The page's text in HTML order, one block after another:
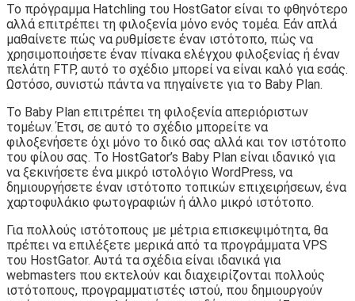
Το πρόγραμμα Hatchling του HostGator είναι το φθηνότερο
αλλά επιτρέπει τη φιλοξενία μόνο ενός τομέα. Εάν απλά
μαθαίνετε πώς να ρυθμίσετε έναν ιστότοπο, πώς να
χρησιμοποιήσετε έναν πίνακα ελέγχου φιλοξενίας ή έναν
πελάτη FTP, αυτό το σχέδιο μπορεί να είναι καλό για εσάς.
Ωστόσο, συνιστώ πάντα να πηγαίνετε για το Baby Plan.
Το Baby Plan επιτρέπει τη φιλοξενία απεριόριστων
τομέων. Έτσι, σε αυτό το σχέδιο μπορείτε να
φιλοξενήσετε όχι μόνο το δικό σας αλλά και τον ιστότοπο
του φίλου σας. Το HostGator’s Baby Plan είναι ιδανικό για
να ξεκινήσετε ένα μικρό ιστολόγιο WordPress, να
δημιουργήσετε έναν ιστότοπο τοπικών επιχειρήσεων, ένα
χαρτοφυλάκιο φωτογραφιών ή άλλο μικρό ιστότοπο.
Για πολλούς ιστότοπους με μέτρια επισκεψιμότητα, θα
πρέπει να επιλέξετε μερικά από τα προγράμματα VPS
του HostGator. Αυτά τα σχέδια είναι ιδανικά για
webmasters που εκτελούν και διαχειρίζονται πολλούς
ιστότοπους, προγραμματιστές ιστού, που δημιουργούν